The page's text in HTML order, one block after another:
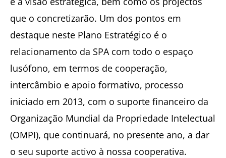
que o concretizarão. Um dos pontos em
destaque neste Plano Estratégico é o
relacionamento da SPA com todo o espaço
lusófono, em termos de cooperação,
intercâmbio e apoio formativo, processo
iniciado em 2013, com o suporte financeiro da
Organização Mundial da Propriedade Intelectual
(OMPI), que continuará, no presente ano, a dar
o seu suporte activo à nossa cooperativa.